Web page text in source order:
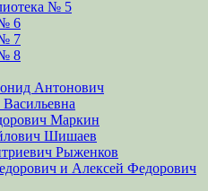
№ 5
6
7
8
Антонович
Маркин
Шишаев
Рыженков
и Алексей Федорович